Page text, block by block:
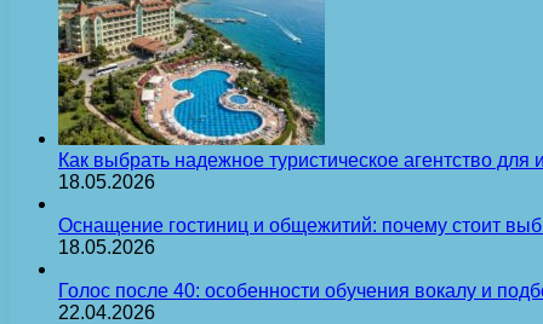
Как выбрать надежное туристическое агентство
18.05.2026
Оснащение гостиниц и общежитий: почему стоит
18.05.2026
Голос после 40: особенности обучения вокалу и
22.04.2026